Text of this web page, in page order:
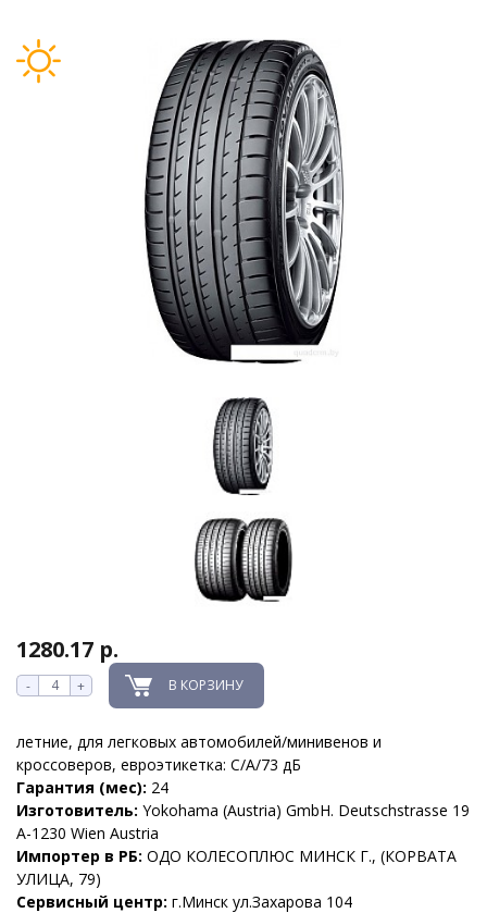
1280.17 р.
- + В КОРЗИНУ
летние, для легковых автомобилей/минивенов и
кроссоверов, евроэтикетка: C/A/73 дБ
Гарантия (мес): 24
Изготовитель: Yokohama (Austria) GmbH. Deutschstrasse 19
A-1230 Wien Austria
Импортер в РБ: ОДО КОЛЕСОПЛЮС МИНСК Г., (КОРВАТА
УЛИЦА, 79)
Сервисный центр: г.Минск ул.Захарова 104